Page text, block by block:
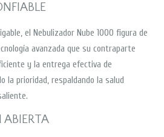
el Nebulizador Nube 1000 figura de
avanzada que su contraparte
y la entrega efectiva de
la prioridad, respaldando la salud
ABIERTA